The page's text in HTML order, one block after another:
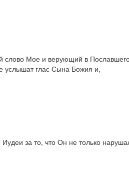
Мое и верующий в
услышат глас Сына Божия и,
за то, что Он не только